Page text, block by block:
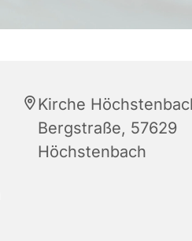
Kirche
Bergstraße, 57629
Höchstenbach